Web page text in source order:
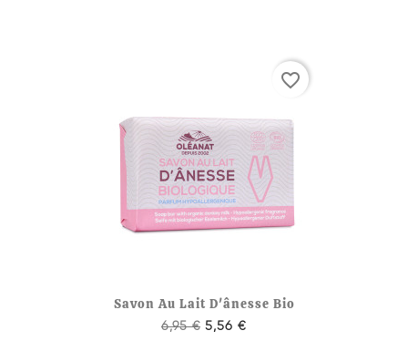
Savon Au Lait D'ânesse Bio
6,95 € 5,56 €
favorite_border